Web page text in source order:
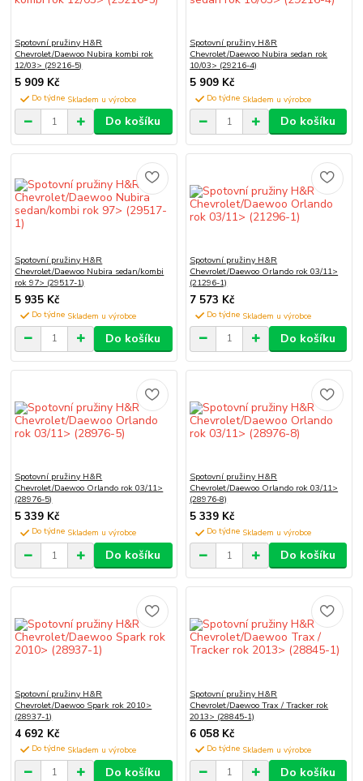
Spotovní pružiny H&R
Chevrolet/Daewoo Nubira kombi rok
12/03> (29216-5)
5 909 Kč
Do týdne
Do košíku
Spotovní pružiny H&R
Chevrolet/Daewoo Nubira sedan rok
10/03> (29216-4)
5 909 Kč
Do týdne
Do košíku
Spotovní pružiny H&R
Chevrolet/Daewoo Nubira sedan/kombi
rok 97> (29517-1)
5 935 Kč
Do týdne
Do košíku
Spotovní pružiny H&R
Chevrolet/Daewoo Orlando rok 03/11>
(21296-1)
7 573 Kč
Do týdne
Do košíku
Spotovní pružiny H&R
Chevrolet/Daewoo Orlando rok 03/11>
(28976-5)
5 339 Kč
Do týdne
Do košíku
Spotovní pružiny H&R
Chevrolet/Daewoo Orlando rok 03/11>
(28976-8)
5 339 Kč
Do týdne
Do košíku
Spotovní pružiny H&R
Chevrolet/Daewoo Spark rok 2010>
(28937-1)
4 692 Kč
Do týdne
Do košíku
Spotovní pružiny H&R
Chevrolet/Daewoo Trax / Tracker rok
2013> (28845-1)
6 058 Kč
Do týdne
Do košíku